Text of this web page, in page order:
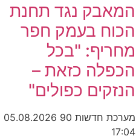
המאבק נגד תחנת
הכוח בעמק חפר
מחריף: "בכל
הכפלה כזאת –
הנזקים כפולים"
מערכת חדשות 90
05.08.2026
17:04